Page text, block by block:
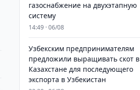
газоснабжение на двухэтапную
систему
14:49 · 06/08
Узбекским предпринимателям
предложили выращивать скот в
Казахстане для последующего
экспорта в Узбекистан